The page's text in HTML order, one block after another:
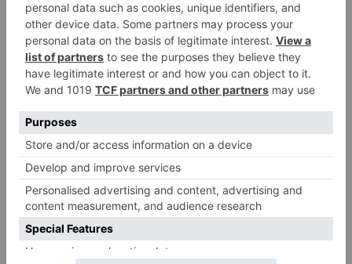
PDA Autismus: Merkmale und Umgang mit
PANDA-Kindern – Kinder mit starkem
Autonomiebedürfnis (1)
0